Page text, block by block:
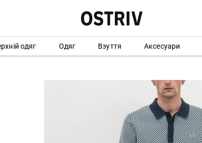
одяг Одяг Взуття Аксесуари